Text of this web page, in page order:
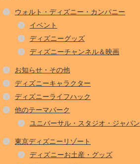
ウォルト・ディズニー・カンパニー
イベント
ディズニーグッズ
ディズニーチャンネル＆映画
お知らせ・その他
ディズニーキャラクター
ディズニーライフハック
他のテーマパーク
ユニバーサル・スタジオ・ジャパン
東京ディズニーリゾート
ディズニーお土産・グッズ